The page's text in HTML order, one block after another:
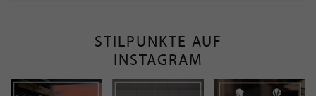
STILPUNKTE AUF
INSTAGRAM